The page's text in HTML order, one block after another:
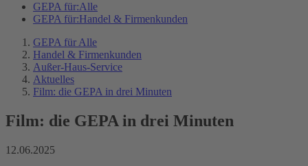
GEPA für:Alle
GEPA für:Handel & Firmenkunden
GEPA für Alle
Handel & Firmenkunden
Außer-Haus-Service
Aktuelles
Film: die GEPA in drei Minuten
Film: die GEPA in drei Minuten
12.06.2025